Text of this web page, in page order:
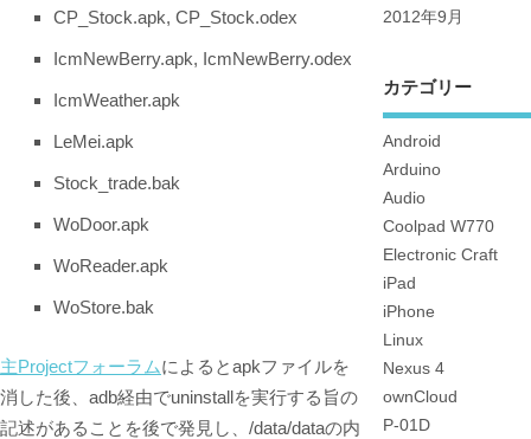
CP_Stock.apk, CP_Stock.odex
IcmNewBerry.apk, IcmNewBerry.odex
IcmWeather.apk
LeMei.apk
Stock_trade.bak
WoDoor.apk
WoReader.apk
WoStore.bak
主Projectフォーラムによるとapkファイルを
消した後、adb経由でuninstallを実行する旨の
記述があることを後で発見し、/data/dataの内
2012年9月
カテゴリー
Android
Arduino
Audio
Coolpad W770
Electronic Craft
iPad
iPhone
Linux
Nexus 4
ownCloud
P-01D